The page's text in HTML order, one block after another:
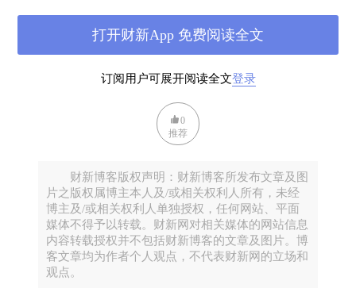
性。
在实际操作中，因“老鼠仓”的存在，无论对普通投资
上损害了他们各自的利益。
对普通投资者来说，因缺乏资金、信息等优势，当面临
股价大幅异动之际，大多数的投资者均束手无策。更多时
候，遇到股价盘中的瞬间跳水，敏感的投资者会果断止
损。殊不知，却遭遇到“老鼠仓”的袭击，无辜成为了牺牲
对部分券商来说，尽管券商具备了资金、信息等优势，
但是在实际操作中，却经常被“老鼠仓”搅局。有时候，当
股价大幅拉升之后，大量的“老鼠仓”蜂拥而逃，却影响了
部分券商的运作程序。最终，部分券商在高位被迫接盘，
订阅用户可展开阅读全文登录
打开财新App 免费阅读全文
0
推荐
财新博客版权声明：财新博客所发布文章及图
片之版权属博主本人及/或相关权利人所有，未经
博主及/或相关权利人单独授权，任何网站、平面
媒体不得予以转载。财新网对相关媒体的网站信息
内容转载授权并不包括财新博客的文章及图片。博
客文章均为作者个人观点，不代表财新网的立场和
观点。